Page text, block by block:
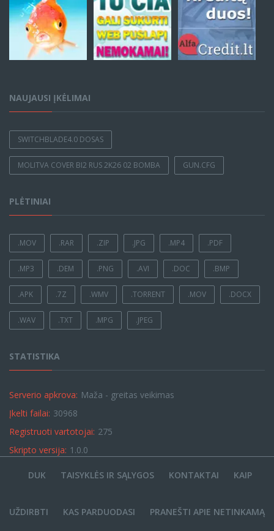
NAUJAUSI ĮKĖLIMAI
SWITCHBLADE4.0 DOSAS
MOLITVA COVER BI2 RUS 2K26 02 BOMBA GUN.CFG
PLĖTINIAI
.MOV .RAR .ZIP .JPG .MP4 .PDF
.MP3 .DEM .PNG .AVI .DOC .BMP
.APK .7Z .WMV .TORRENT .MOV .DOCX
.WAV .TXT .MPG .JPEG
STATISTIKA
Serverio apkrova: Maža - greitas veikimas
Įkelti failai: 30968
Registruoti vartotojai: 275
Skripto versija: 1.0.0
DUK TAISYKLĖS IR SĄLYGOS KONTAKTAI KAIP
UŽDIRBTI KAS PARDUODASI PRANEŠTI APIE NETINKAMĄ